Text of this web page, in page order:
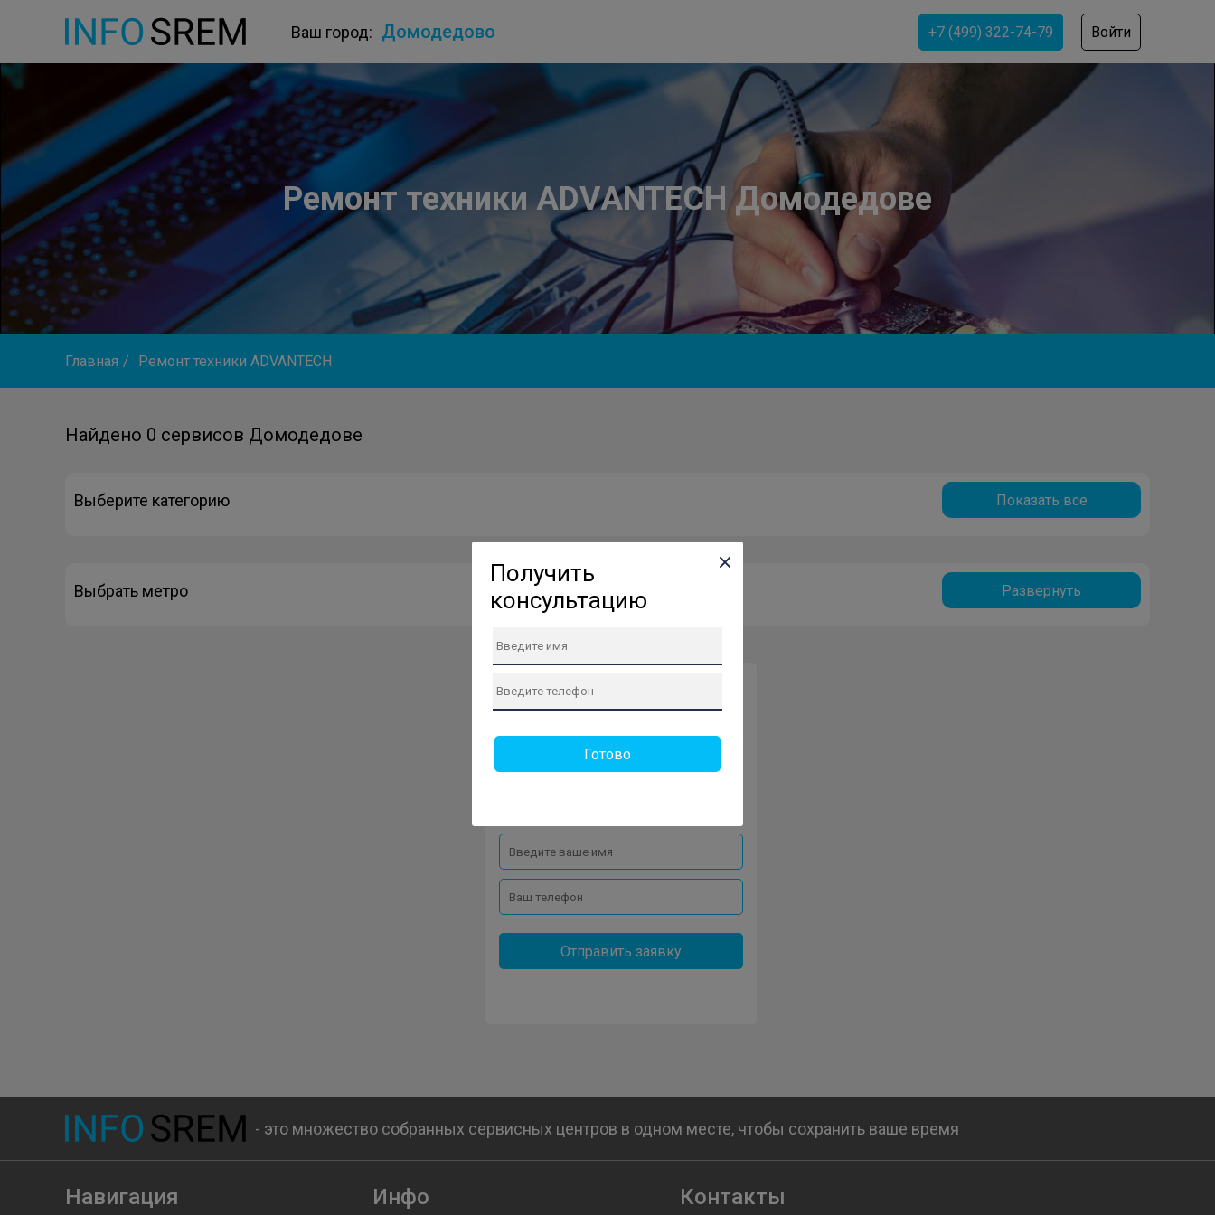
Ваш город: Домодедово +7 (499) 322-74-79 Войти
Ремонт техники ADVANTECH Домодедове
Главная / Ремонт техники ADVANTECH
Найдено 0 сервисов Домодедове
Выберите категорию Показать все
Выбрать метро Развернуть
Вызвать мастера или
Отправить заявку
- это множество собранных сервисных центров в одном месте, чтобы сохранить ваше время
Навигация Инфо Контакты
Получить
консультацию
Готово